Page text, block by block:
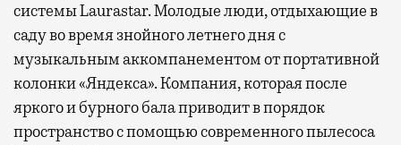
системы Laurastar. Молодые люди, отдыхающие в
саду во время знойного летнего дня с
музыкальным аккомпанементом от портативной
колонки «Яндекса». Компания, которая после
яркого и бурного бала приводит в порядок
пространство с помощью современного пылесоса